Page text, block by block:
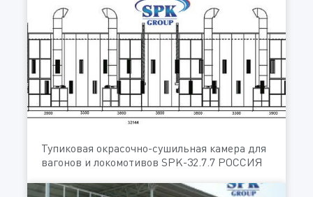
Тупиковая окрасочно-сушильная камера для
вагонов и локомотивов SPK-32.7.7 РОССИЯ